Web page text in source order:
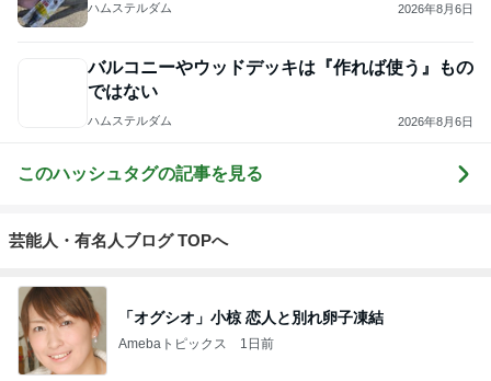
ハムステルダム 2026年8月6日
バルコニーやウッドデッキは『作れば使う』もの
ではない
ハムステルダム 2026年8月6日
このハッシュタグの記事を見る
芸能人・有名人ブログ TOPへ
「オグシオ」小椋 恋人と別れ卵子凍結
Amebaトピックス 1日前